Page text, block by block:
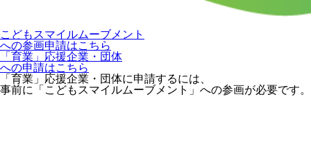
こどもスマイルムーブメント
への参画申請はこちら
「育業」応援企業・団体
への申請はこちら
「育業」応援企業・団体に申請するには、
事前に「こどもスマイルムーブメント」への参画が必要です。